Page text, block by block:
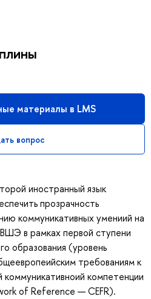
материалы в LMS
вопрос
иностранный язык
прозрачность
коммуникативных умениий на
в рамках первой ступени
образования (уровень
требованиям к
компетенции
of Reference — CEFR).